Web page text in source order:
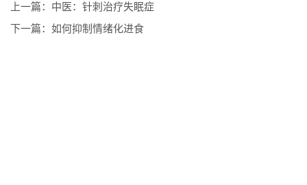
上一篇： 中医：针刺治疗失眠症
下一篇： 如何抑制情绪化进食